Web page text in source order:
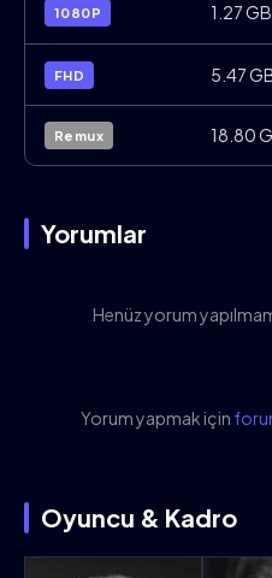
1080P 1.27 GB
FHD 5.47
Remux 18.80
Yorumlar
Henüz yorum
Yorum yapmak için
Oyuncu & Kadro